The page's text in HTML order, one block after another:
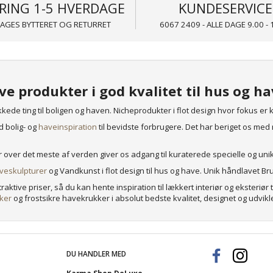
1-5 HVERDAGE
BYTTERET OG RETURRET
KUNDESERVICE
6067 2409 - ALLE DAGE 9.00 -
produkter i god kvalitet til hus og
ting til boligen og haven. Nicheprodukter i flot design hvor fokus
bolig- oghaveinspiration til bevidste forbrugere. Det har beriget os
det meste af verden giver os adgang til kuraterede specielle og
og Vandkunst i flot design til hus og have. Unik håndlavet
priser, så du kan hente inspiration til lækkert interiør og eksteriør
og frostsikre havekrukker i absolut bedste kvalitet, designet og
DU HANDLER MED